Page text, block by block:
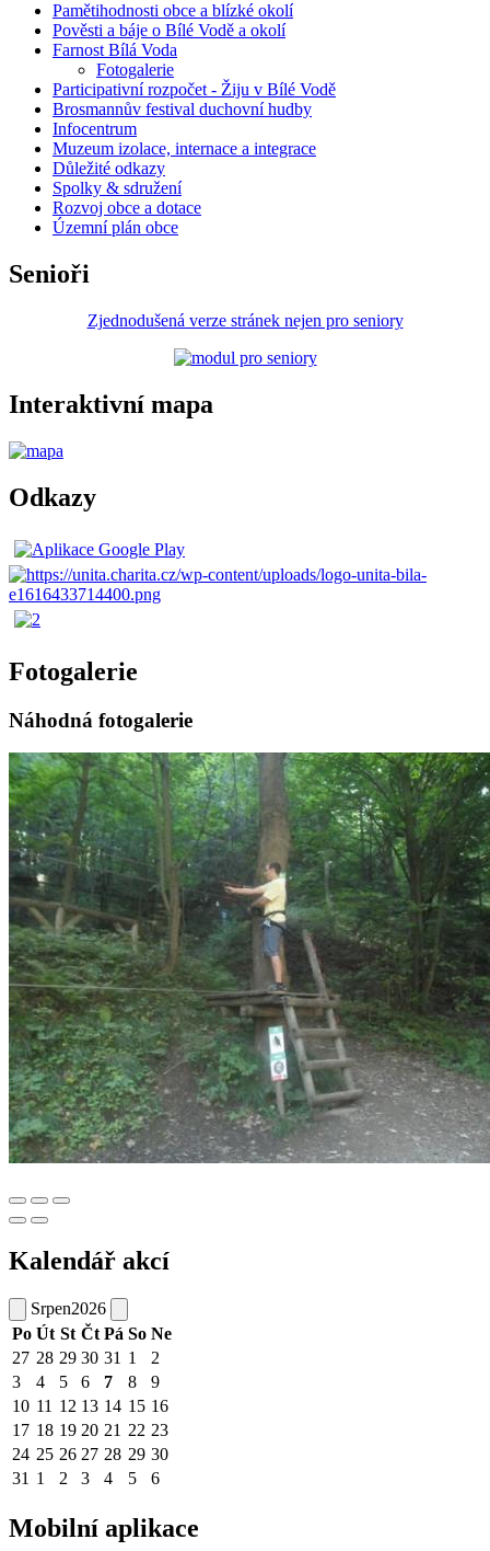
Pamětihodnosti obce a blízké okolí
Pověsti a báje o Bílé Vodě a okolí
Farnost Bílá Voda
Fotogalerie
Participativní rozpočet - Žiju v Bílé Vodě
Brosmannův festival duchovní hudby
Infocentrum
Muzeum izolace, internace a integrace
Důležité odkazy
Spolky & sdružení
Rozvoj obce a dotace
Územní plán obce
Senioři
Zjednodušená verze stránek nejen pro seniory
Interaktivní mapa
Odkazy
Fotogalerie
Náhodná fotogalerie
Kalendář akcí
Srpen2026
Po Út St Čt Pá So Ne
27 28 29 30 31 1
2
3
4 5 6 7 8
9
10 11 12 13 14 15 16
17 18 19 20 21 22 23
24 25 26 27 28 29 30
31 1 2 3 4 5 6
Mobilní aplikace